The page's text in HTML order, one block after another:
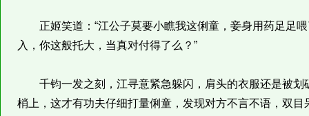
正姬笑道：“江公子莫要小瞧我这俐童，妾身用药足足喂
入，你这般托大，当真对付得了么？”
千钧一发之刻，江寻意紧急躲闪，肩头的衣服还是被划
梢上，这才有功夫仔细打量俐童，发现对方不言不语，双目